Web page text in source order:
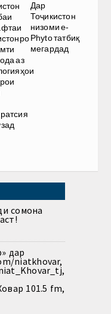
аз
Дар
Тоҷикистон
низоми e-
Phyto татбиқ
мегардад
сомона
дар
niatkhovar,
101.5 fm,